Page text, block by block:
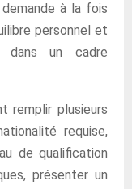
à la fois
personnel et
dans un cadre
remplir plusieurs
requise,
de qualification
présenter un